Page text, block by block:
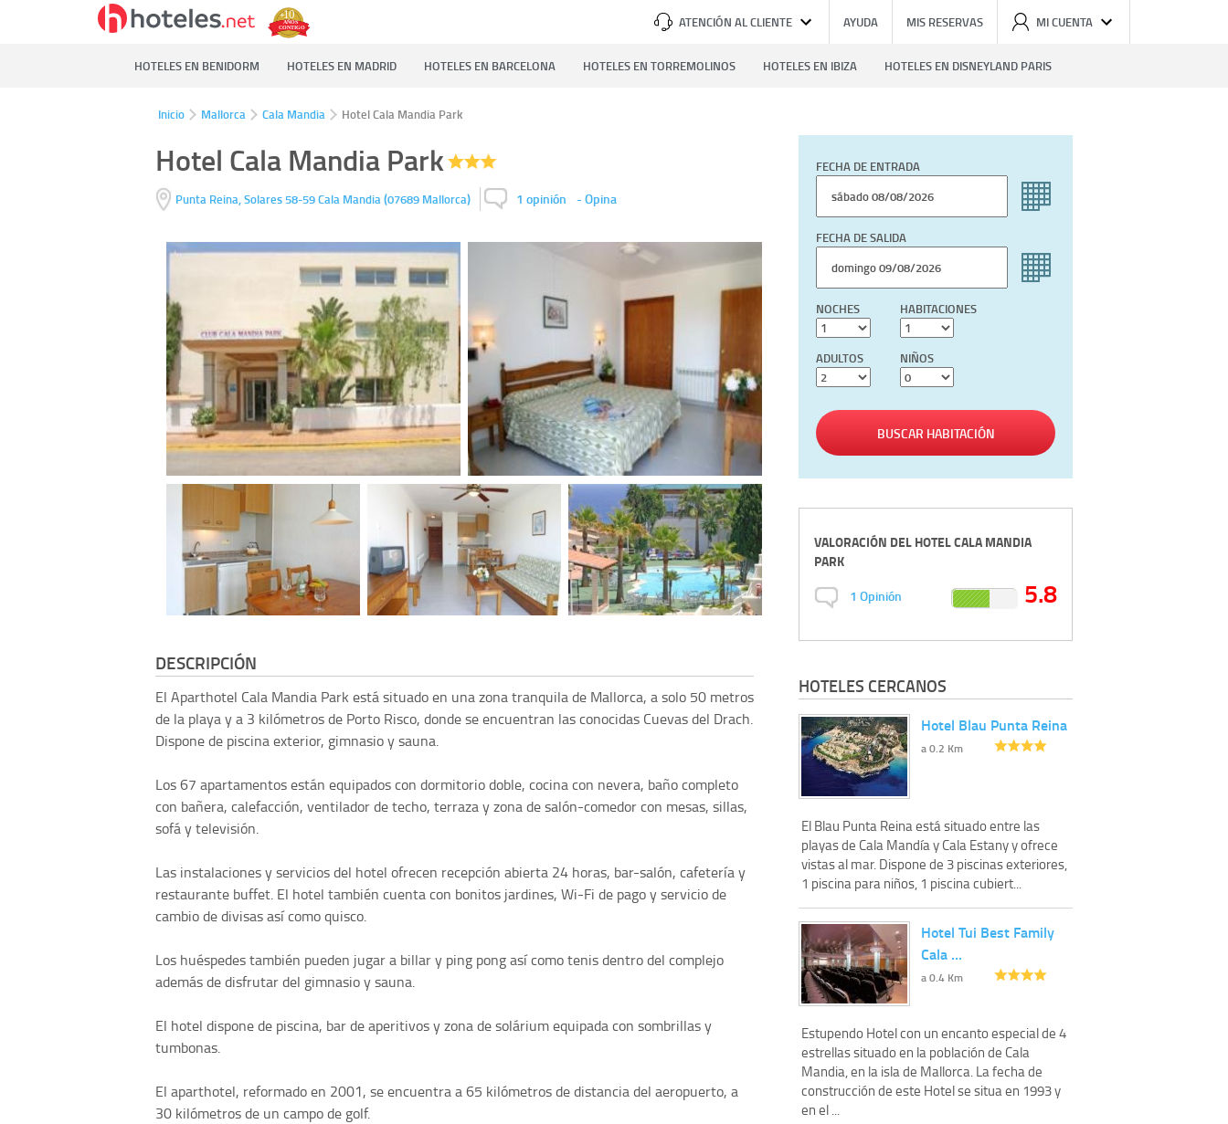
ATENCIÓN AL CLIENTE AYUDA MIS RESERVAS MI CUENTA
HOTELES EN BENIDORM HOTELES EN MADRID HOTELES EN BARCELONA HOTELES EN TORREMOLINOS HOTELES EN IBIZA HOTELES EN DISNEYLAND PARIS
Inicio Mallorca Cala Mandia Hotel Cala Mandia Park
Hotel Cala Mandia Park
Punta Reina, Solares 58-59Cala Mandia(07689 Mallorca) 1 opinión -Opina
DESCRIPCIÓN
El Aparthotel Cala Mandia Park está situado en una zona tranquila de Mallorca, a solo 50 metros
de la playa y a 3 kilómetros de Porto Risco, donde se encuentran las conocidas Cuevas del Drach.
Dispone de piscina exterior, gimnasio y sauna.
Los 67 apartamentos están equipados con dormitorio doble, cocina con nevera, baño completo
con bañera, calefacción, ventilador de techo, terraza y zona de salón-comedor con mesas, sillas,
sofá y televisión.
Las instalaciones y servicios del hotel ofrecen recepción abierta 24 horas, bar-salón, cafetería y
restaurante buffet. El hotel también cuenta con bonitos jardines, Wi-Fi de pago y servicio de
cambio de divisas así como quisco.
Los huéspedes también pueden jugar a billar y ping pong así como tenis dentro del complejo
además de disfrutar del gimnasio y sauna.
El hotel dispone de piscina, bar de aperitivos y zona de solárium equipada con sombrillas y
tumbonas.
El aparthotel, reformado en 2001, se encuentra a 65 kilómetros de distancia del aeropuerto, a
30 kilómetros de un campo de golf.
FECHA DE ENTRADA
FECHA DE SALIDA
NOCHES HABITACIONES
ADULTOS NIÑOS
BUSCAR HABITACIÓN
VALORACIÓN DELHOTEL CALA MANDIA
PARK
1 Opinión 5.8
HOTELES CERCANOS
Hotel Blau Punta Reina
a 0.2 Km
El Blau Punta Reina está situado entre las
playas de Cala Mandía y Cala Estany y ofrece
vistas al mar. Dispone de 3 piscinas exteriores,
1 piscina para niños, 1 piscina cubiert...
Hotel Tui Best Family
Cala …
a 0.4 Km
Estupendo Hotel con un encanto especial de 4
estrellas situado en la población de Cala
Mandia, en la isla de Mallorca. La fecha de
construcción de este Hotel se situa en 1993 y
en el ...